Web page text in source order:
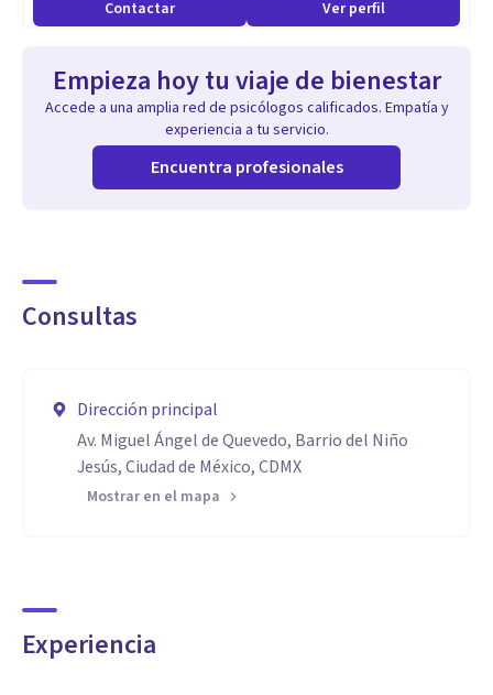
Realizo constelaciones familiares, como clases de
unidad del soma y la psique.
Contactar Ver perfil
Empieza hoy tu viaje de bienestar
Accede a una amplia red de psicólogos calificados. Empatía y
experiencia a tu servicio.
Encuentra profesionales
Consultas
Dirección principal
Av. Miguel Ángel de Quevedo, Barrio del Niño
Jesús, Ciudad de México, CDMX
Mostrar en el mapa
Experiencia